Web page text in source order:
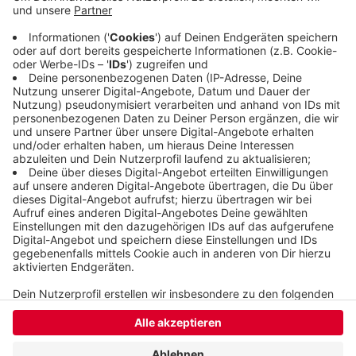
sich bei ihr niemand beschwert habe. Sie versuche
auch immer, allen Verkehrsteilnehmern gerecht zu
werden. Aber manchmal gebe es neben Baustellen
einfach zu wenig Platz.
Veröffentlicht:Freitag, 09.08.2019 07:08
Anzeige
Anzeige